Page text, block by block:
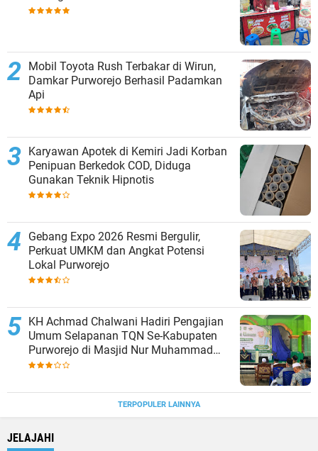
Mobil Toyota Rush Terbakar di Wirun,
Damkar Purworejo Berhasil Padamkan
Api
Karyawan Apotek di Kemiri Jadi Korban
Penipuan Berkedok COD, Diduga
Gunakan Teknik Hipnotis
Gebang Expo 2026 Resmi Bergulir,
Perkuat UMKM dan Angkat Potensi
Lokal Purworejo
KH Achmad Chalwani Hadiri Pengajian
Umum Selapanan TQN Se-Kabupaten
Purworejo di Masjid Nur Muhammad
Kroyolor
TERPOPULER LAINNYA
JELAJAHI